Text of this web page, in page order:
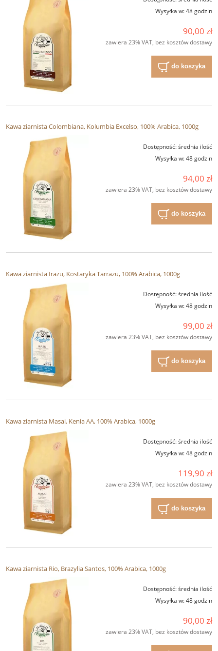
Wysyłka w:48 godzin
90,00 zł
zawiera 23% VAT, bez kosztów dostawy
do koszyka
Kawa ziarnista Colombiana, Kolumbia Excelso, 100% Arabica, 1000g
Dostępność:średnia ilość
Wysyłka w:48 godzin
94,00 zł
zawiera 23% VAT, bez kosztów dostawy
do koszyka
Kawa ziarnista Irazu, Kostaryka Tarrazu, 100% Arabica, 1000g
Dostępność:średnia ilość
Wysyłka w:48 godzin
99,00 zł
zawiera 23% VAT, bez kosztów dostawy
do koszyka
Kawa ziarnista Masai, Kenia AA, 100% Arabica, 1000g
Dostępność:średnia ilość
Wysyłka w:48 godzin
119,90 zł
zawiera 23% VAT, bez kosztów dostawy
do koszyka
Kawa ziarnista Rio, Brazylia Santos, 100% Arabica, 1000g
Dostępność:średnia ilość
Wysyłka w:48 godzin
90,00 zł
zawiera 23% VAT, bez kosztów dostawy